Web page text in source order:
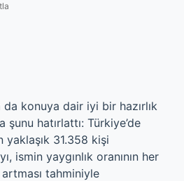
konuya dair iyi bir hazırlık
şunu hatırlattı: Türkiye’de
yaklaşık 31.358 kişi
ismin yaygınlık oranının her
tahminiyle